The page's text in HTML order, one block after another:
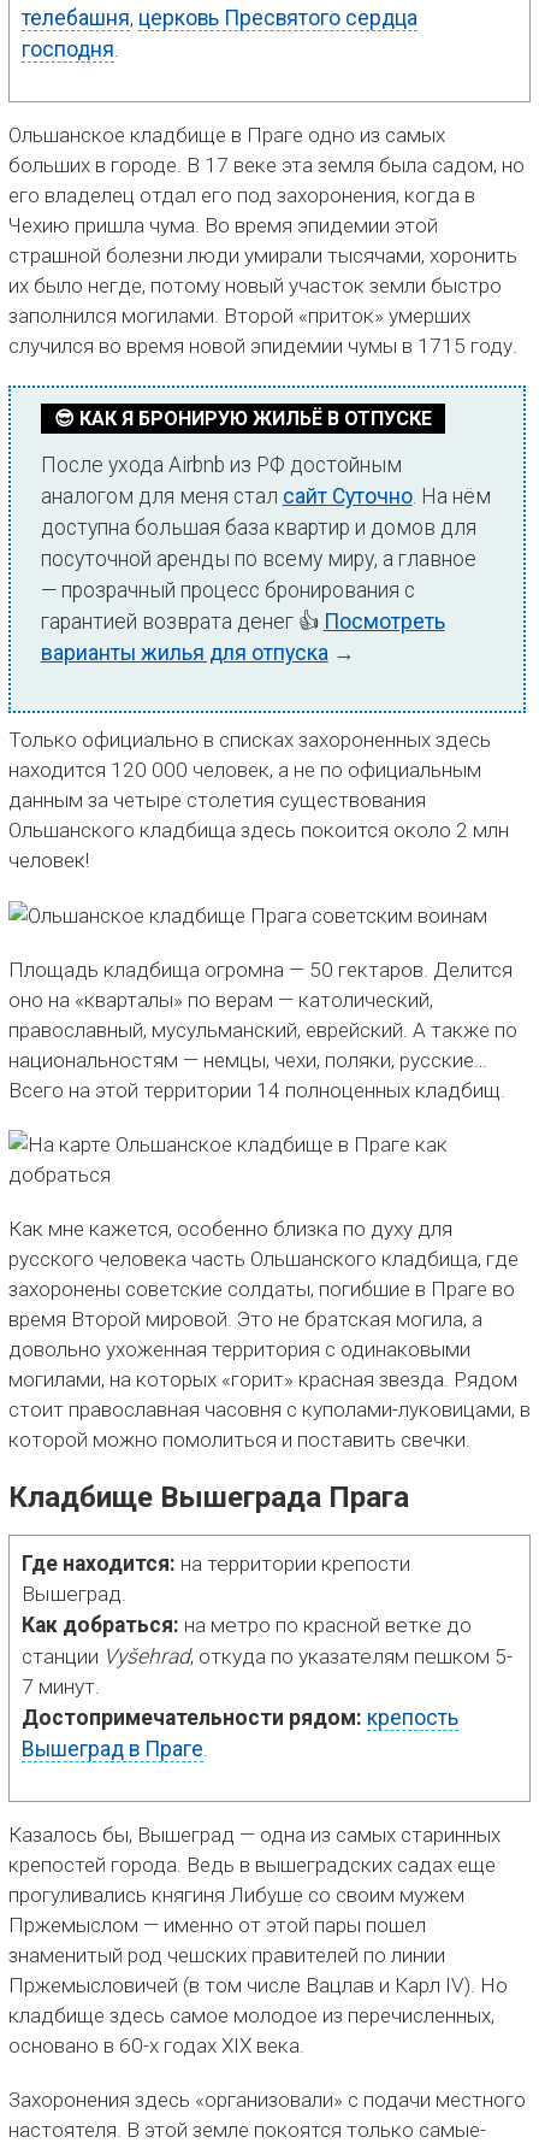
телебашня, церковь Пресвятого сердца
господня.
Ольшанское кладбище в Праге одно из самых
больших в городе. В 17 веке эта земля была садом, но
его владелец отдал его под захоронения, когда в
Чехию пришла чума. Во время эпидемии этой
страшной болезни люди умирали тысячами, хоронить
их было негде, потому новый участок земли быстро
заполнился могилами. Второй «приток» умерших
случился во время новой эпидемии чумы в 1715 году.
😎 КАК Я БРОНИРУЮ ЖИЛЬЁ В ОТПУСКЕ
После ухода Airbnb из РФ достойным
аналогом для меня стал сайт Суточно. На нём
доступна большая база квартир и домов для
посуточной аренды по всему миру, а главное
— прозрачный процесс бронирования с
гарантией возврата денег 👍 Посмотреть
варианты жилья для отпуска→
Только официально в списках захороненных здесь
находится 120 000 человек, а не по официальным
данным за четыре столетия существования
Ольшанского кладбища здесь покоится около 2 млн
человек!
Площадь кладбища огромна — 50 гектаров. Делится
оно на «кварталы» по верам — католический,
православный, мусульманский, еврейский. А также по
национальностям — немцы, чехи, поляки, русские…
Всего на этой территории 14 полноценных кладбищ.
Как мне кажется, особенно близка по духу для
русского человека часть Ольшанского кладбища, где
захоронены советские солдаты, погибшие в Праге во
время Второй мировой. Это не братская могила, а
довольно ухоженная территория с одинаковыми
могилами, на которых «горит» красная звезда. Рядом
стоит православная часовня с куполами-луковицами, в
которой можно помолиться и поставить свечки.
Кладбище Вышеграда Прага
Где находится: на территории крепости
Вышеград.
Как добраться: на метро по красной ветке до
станции Vyšehrad, откуда по указателям пешком 5-
7 минут.
Достопримечательности рядом: крепость
Вышеград в Праге
Казалось бы, Вышеград — одна из самых старинных
крепостей города. Ведь в вышеградских садах еще
прогуливались княгиня Либуше со своим мужем
Пржемыслом — именно от этой пары пошел
знаменитый род чешских правителей по линии
Пржемысловичей (в том числе Вацлав и Карл IV). Но
кладбище здесь самое молодое из перечисленных,
основано в 60-х годах XIX века.
Захоронения здесь «организовали» с подачи местного
настоятеля. В этой земле покоятся только самые-